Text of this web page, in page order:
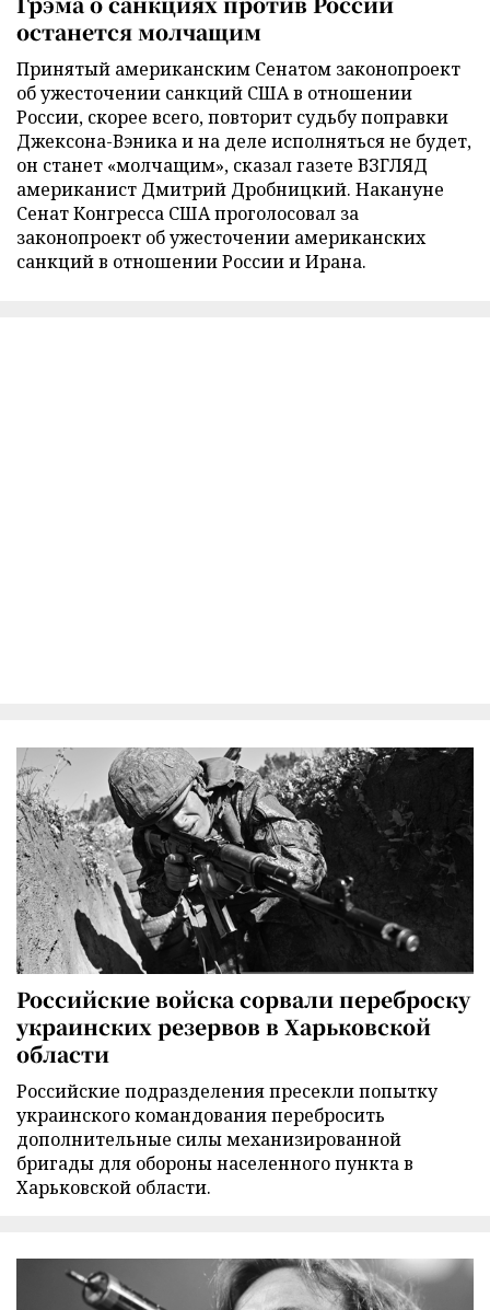
останется молчащим
Принятый американским Сенатом законопроект
об ужесточении санкций США в отношении
России, скорее всего, повторит судьбу поправки
Джексона-Вэника и на деле исполняться не будет,
он станет «молчащим», сказал газете ВЗГЛЯД
американист Дмитрий Дробницкий. Накануне
Сенат Конгресса США проголосовал за
законопроект об ужесточении американских
санкций в отношении России и Ирана.
Российские войска сорвали переброску
украинских резервов в Харьковской
области
Российские подразделения пресекли попытку
украинского командования перебросить
дополнительные силы механизированной
бригады для обороны населенного пункта в
Харьковской области.